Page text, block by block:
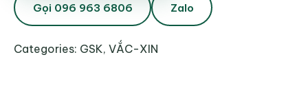
Gọi 096 963 6806 Zalo
Categories: GSK, VẮC-XIN